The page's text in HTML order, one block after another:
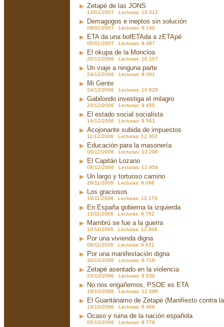
Zetapé de las JONS
13/01/2007 Lecturas: 10.012
Demagogos e ineptos sin solución
09/01/2007 Lecturas: 9.146
ETA da una bofETAda a zETApé
05/01/2007 Lecturas: 9.487
El okupa de la Moncloa
26/12/2006 Lecturas: 10.107
Un viaje a ninguna parte
24/12/2006 Lecturas: 9.081
Mi Gente
24/12/2006 Lecturas: 10.628
Gabilondo investiga el milagro
20/12/2006 Lecturas: 9.455
El estado social socialista
14/12/2006 Lecturas: 9.561
Acojonante subida de impuestos
11/12/2006 Lecturas: 12.302
Educación para la masonería
08/12/2006 Lecturas: 13.298
El Capitán Lozano
08/12/2006 Lecturas: 12.954
Un largo y tortuoso camino
29/11/2006 Lecturas: 9.096
Los graciosos
19/11/2006 Lecturas: 12.179
En España gobierna la izquierda
13/11/2006 Lecturas: 9.762
Mambrú se fue a la guerra
10/11/2006 Lecturas: 12.806
Por una vivienda digna
08/11/2006 Lecturas: 9.631
Por una manifestación digna
30/10/2006 Lecturas: 9.718
Zetapé asentado en la violencia
23/10/2006 Lecturas: 9.636
No nos engañemos, PSOE es ETA
19/10/2006 Lecturas: 12.086
El Guantánamo de Zetapé (Manifiesto contra
18/10/2006 Lecturas: 9.466
Ocaso y ruina de la nación española
05/10/2006 Lecturas: 9.778